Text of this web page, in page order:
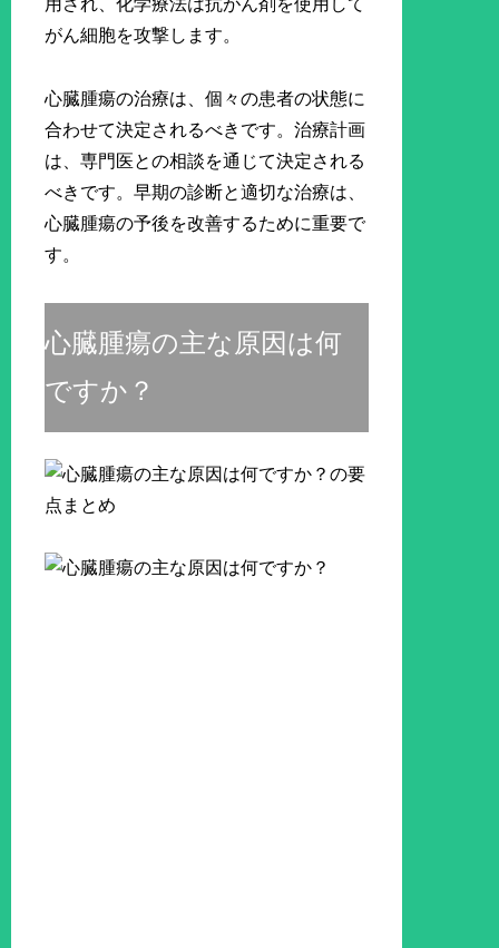
用され、化学療法は抗がん剤を使用して
がん細胞を攻撃します。
心臓腫瘍の治療は、個々の患者の状態に
合わせて決定されるべきです。治療計画
は、専門医との相談を通じて決定される
べきです。早期の診断と適切な治療は、
心臓腫瘍の予後を改善するために重要で
す。
心臓腫瘍の主な原因は何
ですか？